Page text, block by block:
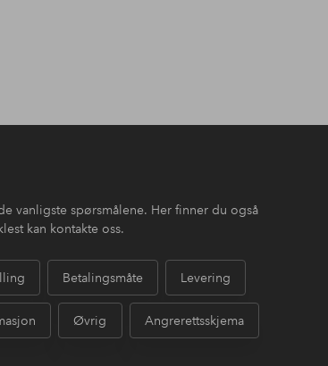
vanligste spørsmålene. Her finner du også
kan kontakte oss.
Betalingsmåte Levering
Øvrig Angrerettsskjema